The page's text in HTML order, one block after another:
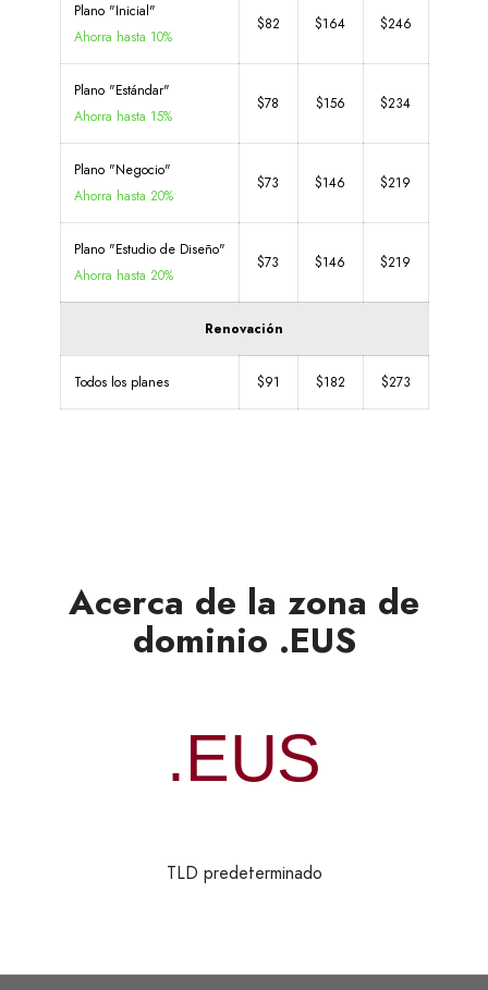
Plano "Inicial"
Ahorra hasta 10%
$82 $164 $246
Plano "Estándar"
Ahorra hasta 15%
$78 $156 $234
Plano "Negocio"
Ahorra hasta 20%
$73 $146 $219
Plano "Estudio de Diseño"
Ahorra hasta 20%
$73 $146 $219
Renovación
Todos los planes $91 $182 $273
Acerca de la zona de
dominio .EUS
TLD predeterminado